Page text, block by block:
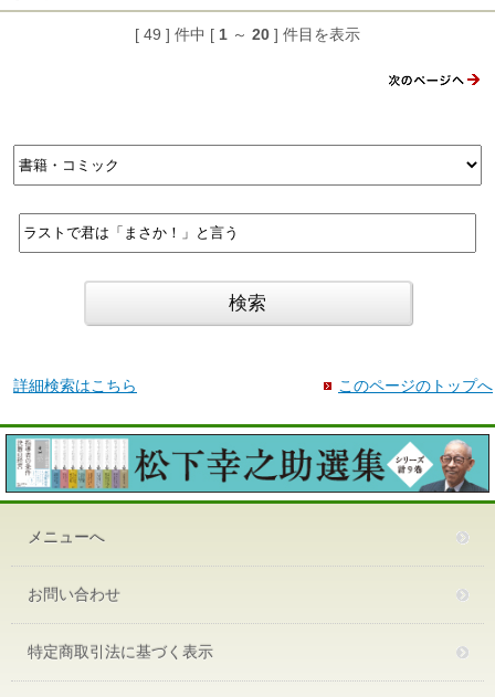
[ 49 ] 件中 [ 1 ～ 20 ] 件目を表示
詳細検索はこちら このページのトップへ
メニューへ
お問い合わせ
特定商取引法に基づく表示